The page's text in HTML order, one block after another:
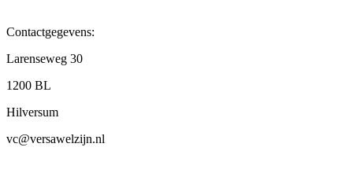
Contactgegevens:
Larenseweg 30
1200 BL
Hilversum
vc@versawelzijn.nl